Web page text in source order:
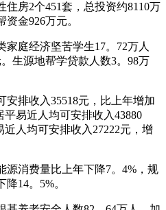
房2个451套，总投资约8110万
金926万元。
庭经济坚苦学生17。72万人
生源地帮学贷款人数3。98万
排收入35518元，比上年增加
易近人均可安排收入43880
人均可安排收入27222元，增
消费量比上年下降7。4%，规
14。5%。